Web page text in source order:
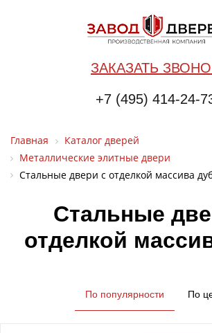
ЗАКАЗАТЬ
+7 (495) 414-24-
Главная
Каталог дверей
Металлические элитные двери
Стальные двери с отделкой массива
Стальные
отделкой
По популярности По